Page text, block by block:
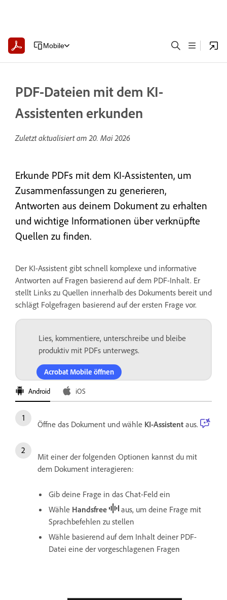
Mobile
PDF-Dateien mit dem KI-
Assistenten erkunden
Zuletzt aktualisiert am20. Mai 2026
Erkunde PDFs mit dem KI-Assistenten, um
Zusammenfassungen zu generieren,
Antworten aus deinem Dokument zu erhalten
und wichtige Informationen über verknüpfte
Quellen zu finden.
Der KI-Assistent gibt schnell komplexe und informative
Antworten auf Fragen basierend auf dem PDF-Inhalt. Er
stellt Links zu Quellen innerhalb des Dokuments bereit und
schlägt Folgefragen basierend auf der ersten Frage vor.
Lies, kommentiere, unterschreibe und bleibe
produktiv mit PDFs unterwegs.
Acrobat Mobile öffnen
Android iOS
Öffne das Dokument und wähle KI-Assistent aus.
Mit einer der folgenden Optionen kannst du mit
dem Dokument interagieren:
Gib deine Frage in das Chat-Feld ein
Wähle Handsfree
aus, um deine Frage mit
Sprachbefehlen zu stellen
Wähle basierend auf dem Inhalt deiner PDF-
Datei eine der vorgeschlagenen Fragen